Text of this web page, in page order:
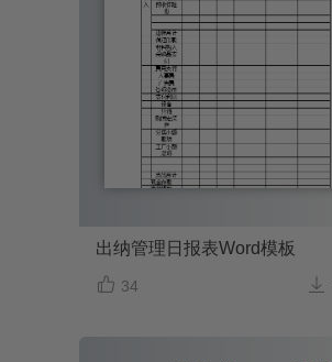
出纳管理日报表Word模板
 34 